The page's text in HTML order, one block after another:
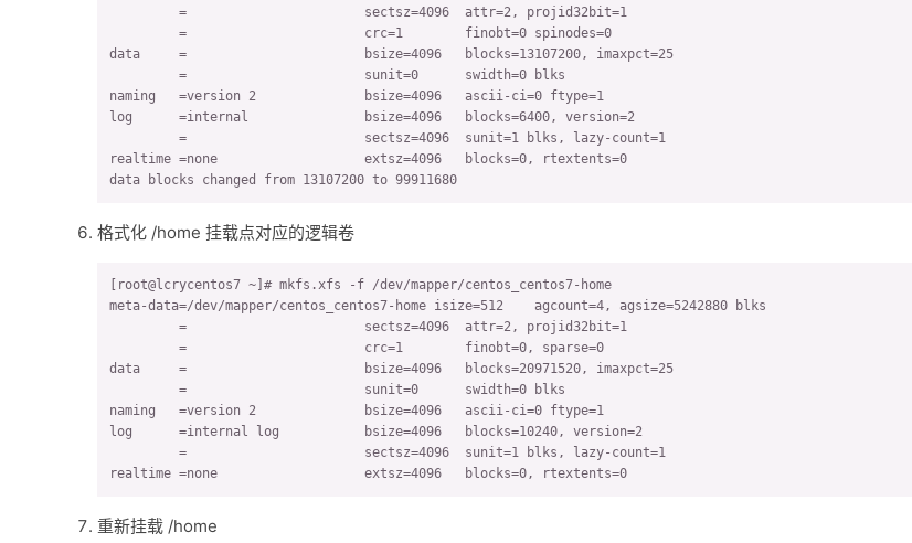
         =                       sectsz=4096  attr=2, projid32bit=1
         =                       crc=1        finobt=0 spinodes=0
data     =                       bsize=4096   blocks=13107200, imaxpct=25
         =                       sunit=0      swidth=0 blks
naming   =version 2              bsize=4096   ascii-ci=0 ftype=1
log      =internal               bsize=4096   blocks=6400, version=2
         =                       sectsz=4096  sunit=1 blks, lazy-count=1
realtime =none                   extsz=4096   blocks=0, rtextents=0
data blocks changed from 13107200 to 99911680
格式化 /home 挂载点对应的逻辑卷
[root@lcrycentos7 ~]# mkfs.xfs -f /dev/mapper/centos_centos7-home
meta-data=/dev/mapper/centos_centos7-home isize=512    agcount=4, agsize=5242880 blks
         =                       sectsz=4096  attr=2, projid32bit=1
         =                       crc=1        finobt=0, sparse=0
data     =                       bsize=4096   blocks=20971520, imaxpct=25
         =                       sunit=0      swidth=0 blks
naming   =version 2              bsize=4096   ascii-ci=0 ftype=1
log      =internal log           bsize=4096   blocks=10240, version=2
         =                       sectsz=4096  sunit=1 blks, lazy-count=1
realtime =none                   extsz=4096   blocks=0, rtextents=0
重新挂载 /home